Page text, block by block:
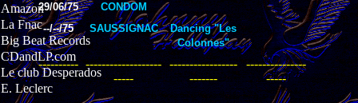
Amazon
La Fnac
Big Beat Records
CDandLP.com
Le club Desperados
E. Leclerc
29/06/75
CONDOM
--/--/75
SAUSSIGNAC
Dancing "Les
Colonnes"
---------- -------------------
-----
-----------------
-------
---------------
-----